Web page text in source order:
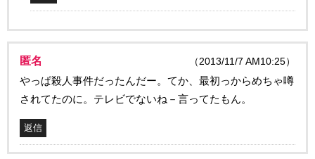
匿名 （2013/11/7 AM10:25）
やっぱ殺人事件だったんだー。てか、最初っからめちゃ噂
されてたのに。テレビでないね－言ってたもん。
返信